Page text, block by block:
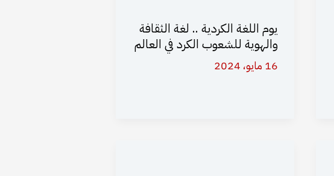
يوم اللغة الكردية .. لغة الثقافة
والهوية للشعوب الكرد في العالم
16 مايو، 2024